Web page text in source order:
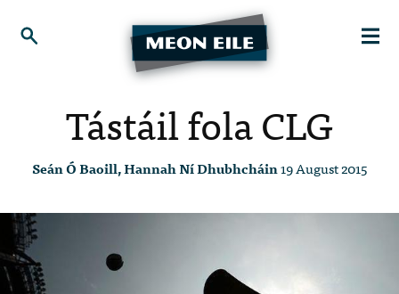
Tástáil fola CLG
Seán Ó Baoill, Hannah Ní Dhubhcháin19 August 2015